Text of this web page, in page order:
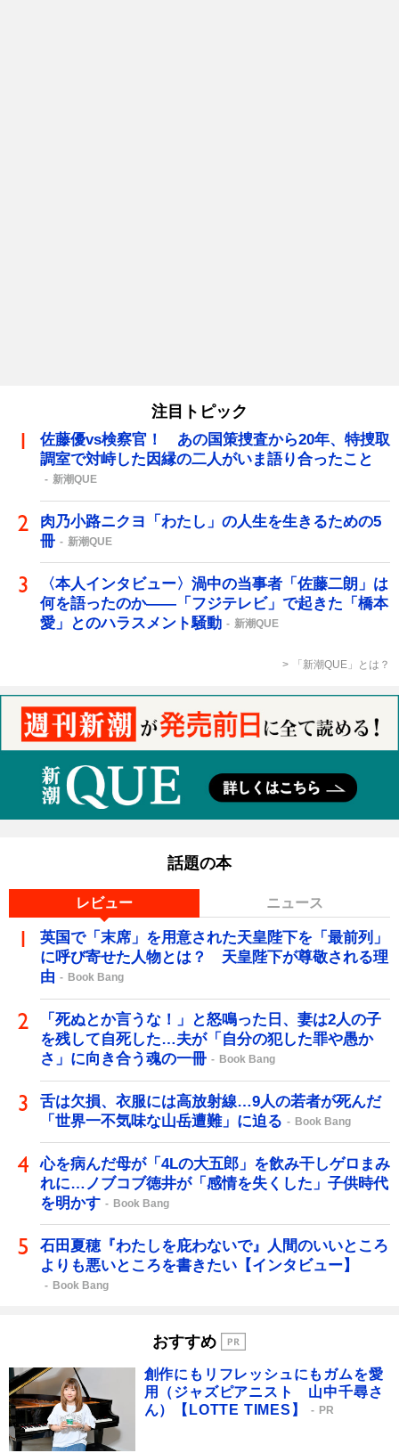
注目トピック
佐藤優vs検察官！ あの国策捜査から20年、特捜取
調室で対峙した因縁の二人がいま語り合ったこと
新潮QUE
肉乃小路ニクヨ「わたし」の人生を生きるための5
冊
新潮QUE
〈本人インタビュー〉渦中の当事者「佐藤二朗」は
何を語ったのか――「フジテレビ」で起きた「橋本
愛」とのハラスメント騒動
新潮QUE
「新潮QUE」とは？
話題の本
レビュー ニュース
英国で「末席」を用意された天皇陛下を「最前列」
に呼び寄せた人物とは？ 天皇陛下が尊敬される理
由
Book Bang
「死ぬとか言うな！」と怒鳴った日、妻は2人の子
を残して自死した…夫が「自分の犯した罪や愚か
さ」に向き合う魂の一冊
Book Bang
舌は欠損、衣服には高放射線…9人の若者が死んだ
「世界一不気味な山岳遭難」に迫る
Book Bang
心を病んだ母が「4Lの大五郎」を飲み干しゲロまみ
れに…ノブコブ徳井が「感情を失くした」子供時代
を明かす
Book Bang
石田夏穂『わたしを庇わないで』人間のいいところ
よりも悪いところを書きたい【インタビュー】
Book Bang
おすすめ
創作にもリフレッシュにもガムを愛
用（ジャズピアニスト 山中千尋さ
ん）【LOTTE TIMES】
PR